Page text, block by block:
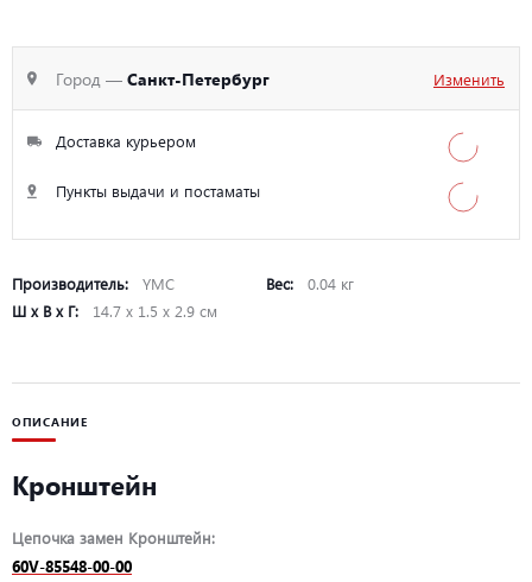
Город — Санкт-Петербург Изменить
Доставка курьером
Пункты выдачи и постаматы
Производитель: YMC Вес:
0.04 кг
Ш х В х Г:
14.7 х 1.5 х 2.9 см
ОПИСАНИЕ
Кронштейн
Цепочка замен Кронштейн:
60V-85548-00-00